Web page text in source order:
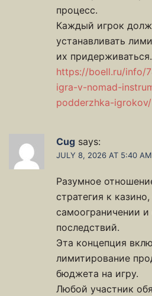
процесс.
Каждый игрок
устанавливать
их придерживаться.
https://boell.ru/info/
igra-v-nomad-
podderzhka-igrokov/
Cug says:
JULY 8, 2026 AT 5:40 AM
Разумное
стратегия к
самоограничении и
последствий.
Эта концепция
лимитирование
бюджета на игру.
Любой участник